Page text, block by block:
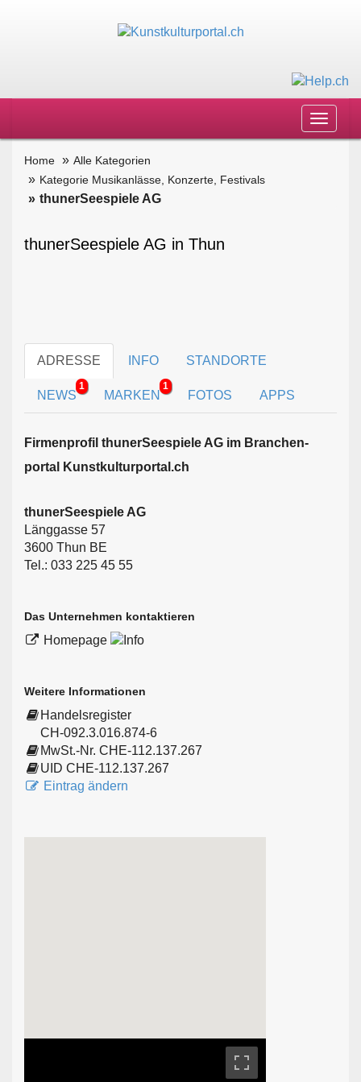
Toggle
Home
Alle Kategorien
Kategorie Musikanlässe, Konzerte, Festivals
thunerSeespiele AG
thunerSeespiele AG in Thun
ADRESSE INFO STANDORTE
NEWS
1
MARKEN
1
FOTOS APPS
Firmen­profil thunerSeespiele AG im Branchen­
portal Kunstkulturportal.ch
thunerSeespiele AG
Länggasse 57
3600 Thun BE
Tel.: 033 225 45 55
Das Unternehmen kontaktieren
Homepage
Weitere Informationen
Handelsregister
CH-092.3.016.874-6
MwSt.-Nr. CHE-112.137.267
UID CHE-112.137.267
Eintrag ändern